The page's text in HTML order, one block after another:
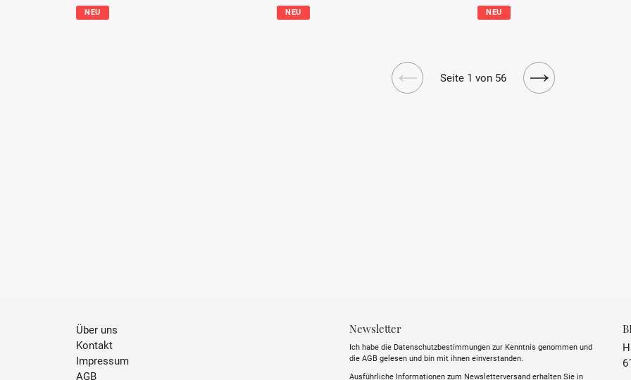
NEU
NEU
NEU
Vorherige
Seite 1 von 56
Nächste
Über uns
Kontakt
Impressum
AGB
Newsletter
Ich habe die Datenschutzbestimmungen zur Kenntnis genommen und
die AGB gelesen und bin mit ihnen einverstanden.
Ausführliche Informationen zum Newsletterversand erhalten Sie in